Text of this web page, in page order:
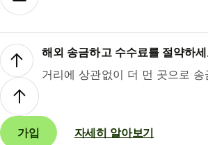
해외 송금하고 수수료를 절약하
거리에 상관없이 더 먼 곳으로 송
가입 자세히 알아보기